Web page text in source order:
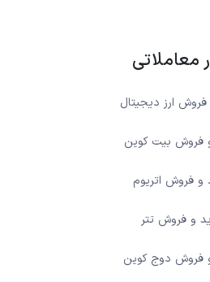
معاملاتی
ارز دیجیتال
فروش بیت کوین
و فروش اتریوم
و فروش تتر
فروش دوج کوین